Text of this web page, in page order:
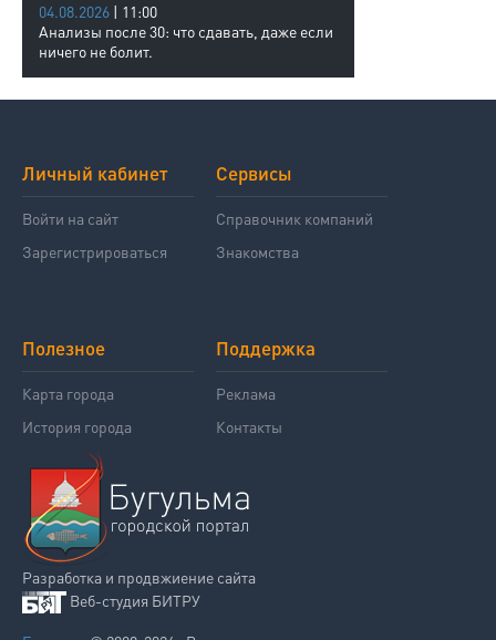
04.08.2026 | 11:00
Анализы после 30: что сдавать, даже если
ничего не болит.
Личный кабинет
Войти на сайт
Зарегистрироваться
Сервисы
Справочник компаний
Знакомства
Полезное
Карта города
История города
Поддержка
Реклама
Контакты
Разработка и продвжиение сайта
Веб-студия БИТРУ